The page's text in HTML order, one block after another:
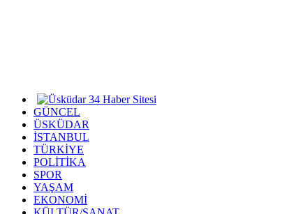
GÜNCEL
ÜSKÜDAR
İSTANBUL
TÜRKİYE
POLİTİKA
SPOR
YAŞAM
EKONOMİ